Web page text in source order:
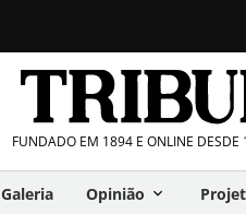
FUNDADO EM 1894 E ONLINE DESDE
Galeria Opinião